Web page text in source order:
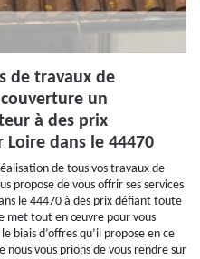
de travaux de
un
à des prix
Loire dans le 44470
de tous vos travaux de
propose de vous offrir ses services
le 44470 à des prix défiant toute
met tout en œuvre pour vous
biais d’offres qu’il propose en ce
vous prions de vous rendre sur